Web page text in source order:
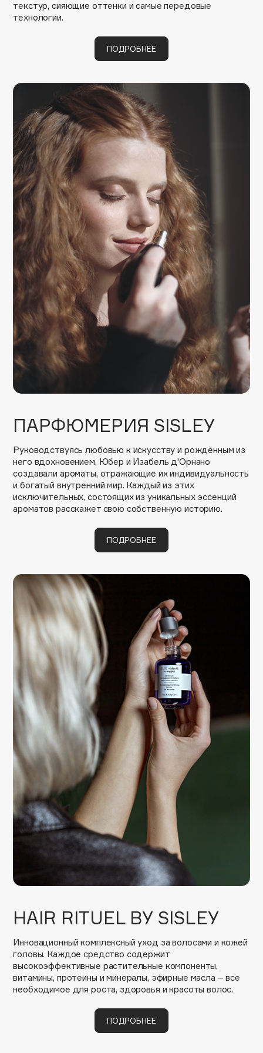
Cadence
Carolina Herrera
Celimax
Cettua
Chupa Chups
Clarette
Clarins
Clarins Precious
НОВИНКА
Clinique
Clive Christian
Club De Nuit
Collagenina
Consly
Corimo
CosRX
Cottolina
Crescina
Cunzite
Curaprox
D
d'Alba
DABO
DARLING*
Darphin
Divage
Dolce & Gabbana
Dolomit
Dorco
DP Daily Perfection
Dr. Vranjes Firenze
Dr.Althea
Dr.Ceuracle
Dr.Jart+
DSD de Luxe
Dyson
E
Eat My
Ecolatier
Ecotools
Eigshow
Elian Russia
Ella Bartsueva Brushes
EMBRACE Haircare
Emmanuelle Jane
текстур, сияющие оттенки и самые передовые
технологии.
ПОДРОБНЕЕ
ПАРФЮМЕРИЯ SISLEY
Руководствуясь любовью к искусству и рождённым из
него вдохновением, Юбер и Изабель д'Орнано
создавали ароматы, отражающие их индивидуальность
и богатый внутренний мир. Каждый из этих
исключительных, состоящих из уникальных эссенций
ароматов расскажет свою собственную историю.
ПОДРОБНЕЕ
HAIR RITUEL BY SISLEY
Инновационный комплексный уход за волосами и кожей
головы. Каждое средство содержит
высокоэффективные растительные компоненты,
витамины, протеины и минералы, эфирные масла – все
необходимое для роста, здоровья и красоты волос.
ПОДРОБНЕЕ